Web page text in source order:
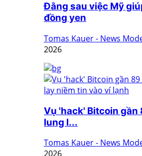
Đằng sau việc Mỹ
đồng yen
Tomas Kauer - News
2026
Vụ 'hack' Bitcoin gần
lung l...
Tomas Kauer - News
2026